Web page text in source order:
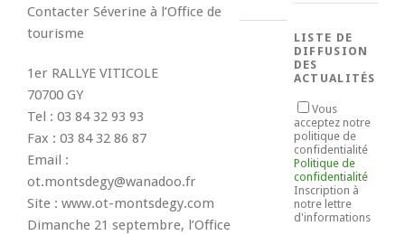
Contacter Séverine à l’Office de
tourisme
1er RALLYE VITICOLE
70700 GY
Tel : 03 84 32 93 93
Fax : 03 84 32 86 87
Email :
ot.montsdegy@wanadoo.fr
Site : www.ot-montsdegy.com
Dimanche 21 septembre, l’Office
LISTE DE
DIFFUSION
DES
ACTUALITÉS
Vous
acceptez notre
politique de
confidentialité
Politique de
confidentialité
Inscription à
notre lettre
d'informations